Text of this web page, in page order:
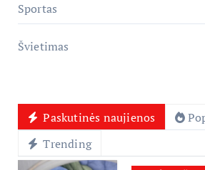
Sportas
Švietimas
Paskutinės naujienos
Trending